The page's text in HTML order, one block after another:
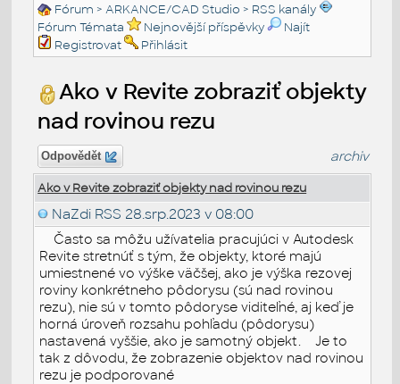
Fórum >ARKANCE/CAD Studio > RSS kanály
Fórum Témata
Nejnovější příspěvky
Najít
Registrovat
Přihlásit
Ako v Revite zobraziť objekty
nad rovinou rezu
Odpovědět archiv
Ako v Revite zobraziť objekty nad rovinou rezu
NaZdi RSS 28.srp.2023 v 08:00
Často sa môžu užívatelia pracujúci v Autodesk
Revite stretnúť s tým, že objekty, ktoré majú
umiestnené vo výške väčšej, ako je výška rezovej
roviny konkrétneho pôdorysu (sú nad rovinou
rezu), nie sú v tomto pôdoryse viditeľné, aj keď je
horná úroveň rozsahu pohľadu (pôdorysu)
nastavená vyššie, ako je samotný objekt. Je to
tak z dôvodu, že zobrazenie objektov nad rovinou
rezu je podporované